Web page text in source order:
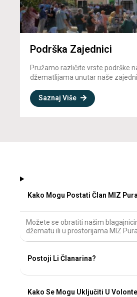
Podrška Zajednici
Pružamo različite vrste podrške
džematlijama unutar naše
Saznaj Više
Kako Mogu Postati Član MIZ
Možete se obratiti našim
džematu ili u prostorijama MIZ
Postoji Li Članarina?
Kako Se Mogu Uključiti U